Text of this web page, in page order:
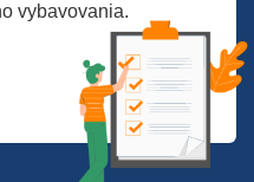
vybavovania.